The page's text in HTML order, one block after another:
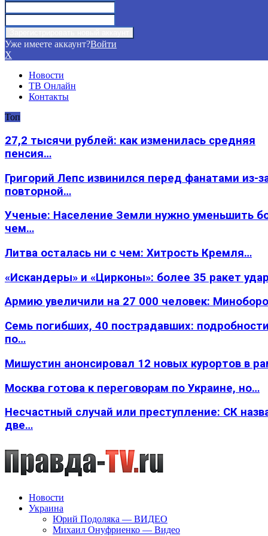
Уже имеете аккаунт?Войти
X
Новости
ТВ Онлайн
Контакты
Топ
27,2 тысячи рублей: как изменилась средняя
пенсия…
Григорий Лепс извинился перед фанатами из-
повторной…
Ученые: Население Земли нужно уменьшить
чем…
Литва осталась ни с чем: Хитрость Кремля…
«Искандеры» и «Цирконы»: более 35 ракет
Армию увеличили на 27 000 человек:
Семь погибших, 40 пострадавших:
по…
Мишустин анонсировал 12 новых курортов в
Москва готова к переговорам по Украине, но…
Несчастный случай или преступление: СК
две…
Новости
Украина
Юрий Подоляка — ВИДЕО
Михаил Онуфриенко — Видео